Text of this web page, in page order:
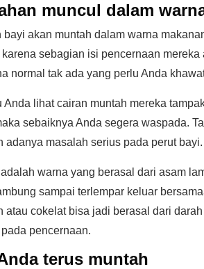
muncul dalam
bayi akan muntah dalam warna
sebagian isi pencernaan
normal tak ada yang perlu Anda
Anda lihat cairan muntah mereka
sebaiknya Anda segera waspada.
adanya masalah serius pada perut bayi.
warna yang berasal dari asam
sampai terlempar keluar
atau cokelat bisa jadi berasal dari
pencernaan.
terus muntah